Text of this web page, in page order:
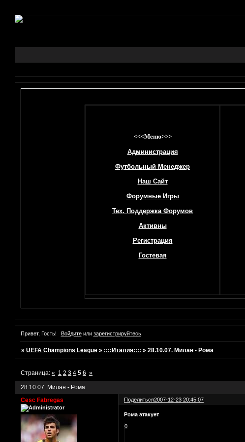
<<<Меню>>>
Администрация
Футбольный Менеджер
Наш Сайт
Форумные Игры
Тех. Поддержка Форумов
Активны
Регистрация
Гостевая
Привет, Гость! Войдитеили зарегистрируйтесь.
»UEFA Champions League » ::::Италия:::: »28.10.07. Милан - Рома
28.10.07. Милан - Рома
Страница:« 1 2 3 4 5 6 »
Поделиться2007-12-23 20:45:07
Cesc Fabregas
Рома атакует
0